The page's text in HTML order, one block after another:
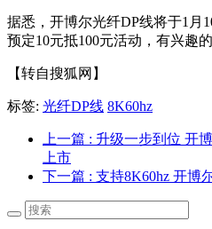
据悉，开博尔光纤DP线将于1月
预定10元抵100元活动，有兴趣
【转自搜狐网】
标签: 光纤DP线 8K60hz
上一篇 : 升级一步到位 开
上市
下一篇 : 支持8K60hz 开博